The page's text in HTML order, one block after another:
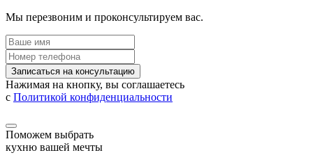
Мы перезвоним и проконсультируем вас.
Записаться на консультацию
Нажимая на кнопку, вы соглашаетесь
с Политикой конфиденциальности
Поможем выбрать
кухню вашей мечты